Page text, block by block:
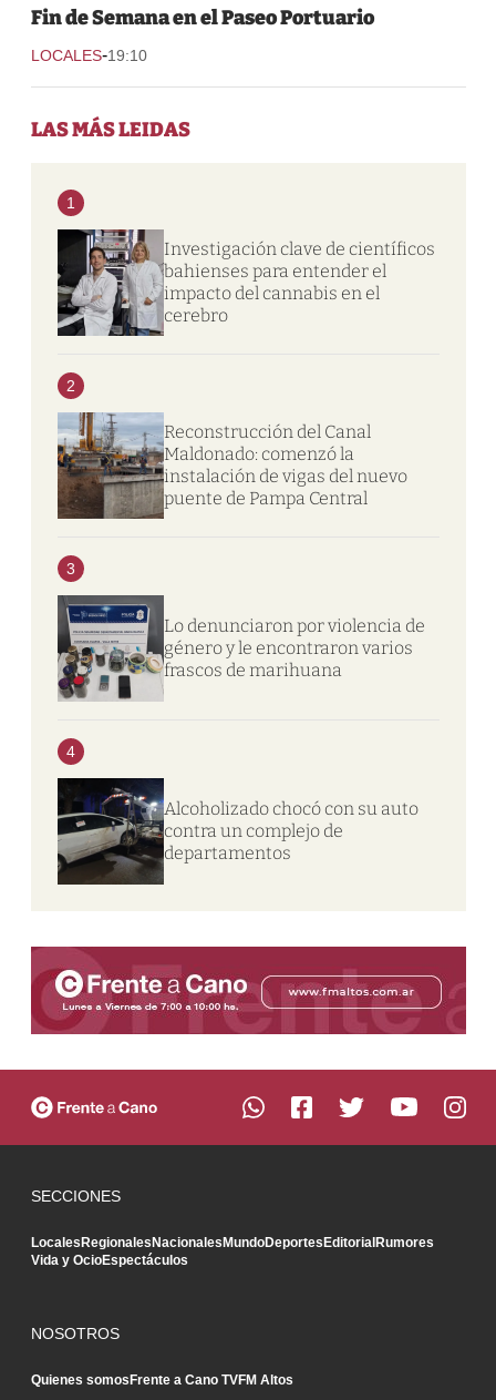
Fin de Semana en el Paseo Portuario
LOCALES-19:10
LAS MÁS LEIDAS
1
Investigación clave de científicos
bahienses para entender el
impacto del cannabis en el
cerebro
2
Reconstrucción del Canal
Maldonado: comenzó la
instalación de vigas del nuevo
puente de Pampa Central
3
Lo denunciaron por violencia de
género y le encontraron varios
frascos de marihuana
4
Alcoholizado chocó con su auto
contra un complejo de
departamentos
SECCIONES
LocalesRegionalesNacionalesMundoDeportesEditorialRumores
Vida y OcioEspectáculos
NOSOTROS
Quienes somosFrente a Cano TVFM Altos